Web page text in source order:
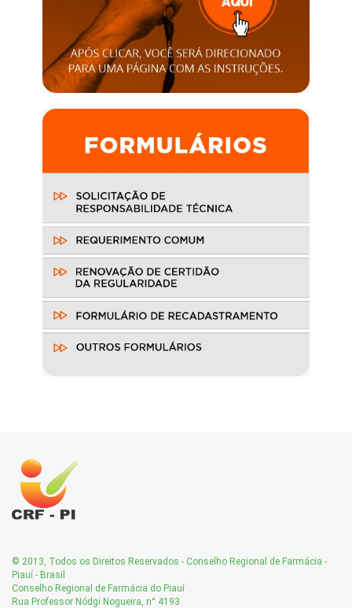
© 2013, Todos os Direitos Reservados - Conselho Regional de Farmácia -
Piauí - Brasil
Conselho Regional de Farmácia do Piauí
Rua Professor Nódgi Nogueira, n° 4193